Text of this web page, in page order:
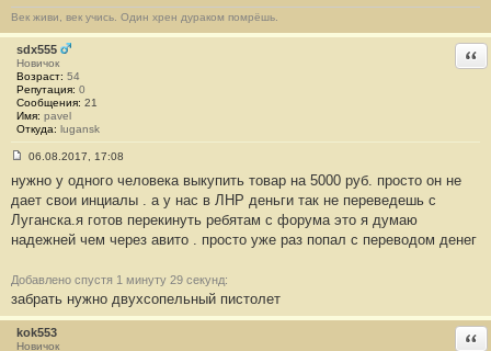
б
щ
е
н
и
е
#
1
3
1
Век живи, век учись. Один хрен дураком помрёшь.
sdx555
Новичок
Возраст: 54
Репутация: 0
Сообщения: 21
Имя: pavel
Откуда: lugansk
о
б
щ
е
н
#
1
1
8
06.08.2017, 17:08
нужно у одного человека выкупить товар на 5000 руб. просто он не
дает свои инциалы . а у нас в ЛНР деньги так не переведешь с
Луганска.я готов перекинуть ребятам с форума это я думаю
надежней чем через авито . просто уже раз попал с переводом денег
Добавлено спустя 1 минуту 29 секунд:
забрать нужно двухсопельный пистолет
kok553
Новичок